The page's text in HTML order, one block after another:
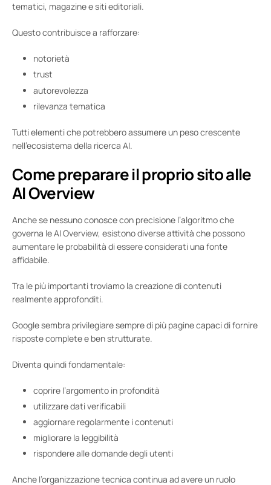
tematici, magazine e siti editoriali.
Questo contribuisce a rafforzare:
notorietà
trust
autorevolezza
rilevanza tematica
Tutti elementi che potrebbero assumere un peso crescente
nell’ecosistema della ricerca AI.
Come preparare il proprio sito alle
AI Overview
Anche se nessuno conosce con precisione l’algoritmo che
governa le AI Overview, esistono diverse attività che possono
aumentare le probabilità di essere considerati una fonte
affidabile.
Tra le più importanti troviamo la creazione di contenuti
realmente approfonditi.
Google sembra privilegiare sempre di più pagine capaci di fornire
risposte complete e ben strutturate.
Diventa quindi fondamentale:
coprire l’argomento in profondità
utilizzare dati verificabili
aggiornare regolarmente i contenuti
migliorare la leggibilità
rispondere alle domande degli utenti
Anche l’organizzazione tecnica continua ad avere un ruolo